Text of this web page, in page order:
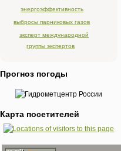
энергоэффективность
выбросы парниковых газов
эксперт международной
группы экспертов
Прогноз погоды
Карта посетителей